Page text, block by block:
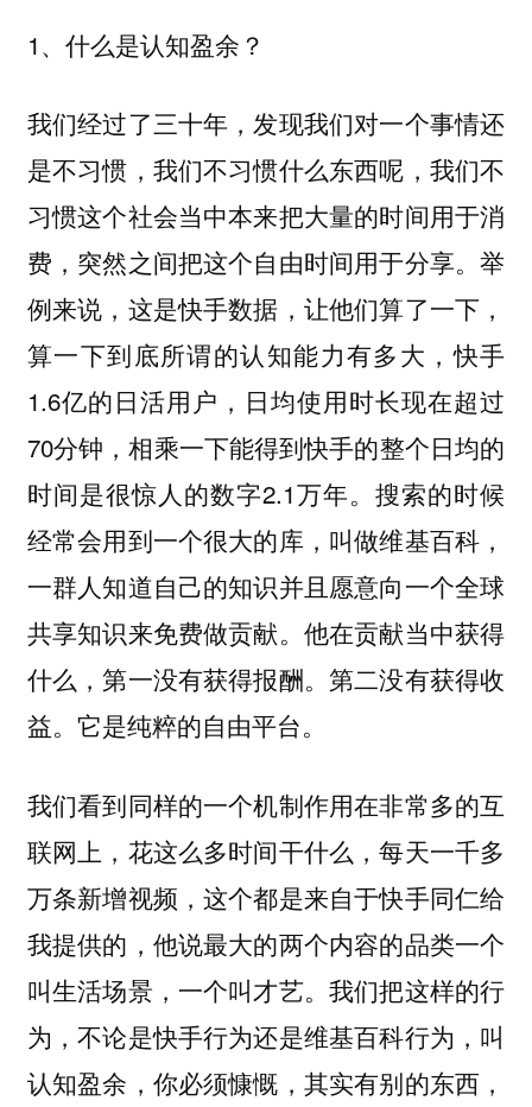
1、什么是认知盈余？
我们经过了三十年，发现我们对一个事情还
是不习惯，我们不习惯什么东西呢，我们不
习惯这个社会当中本来把大量的时间用于消
费，突然之间把这个自由时间用于分享。举
例来说，这是快手数据，让他们算了一下，
算一下到底所谓的认知能力有多大，快手
1.6亿的日活用户，日均使用时长现在超过
70分钟，相乘一下能得到快手的整个日均的
时间是很惊人的数字2.1万年。搜索的时候
经常会用到一个很大的库，叫做维基百科，
一群人知道自己的知识并且愿意向一个全球
共享知识来免费做贡献。他在贡献当中获得
什么，第一没有获得报酬。第二没有获得收
益。它是纯粹的自由平台。
我们看到同样的一个机制作用在非常多的互
联网上，花这么多时间干什么，每天一千多
万条新增视频，这个都是来自于快手同仁给
我提供的，他说最大的两个内容的品类一个
叫生活场景，一个叫才艺。我们把这样的行
为，不论是快手行为还是维基百科行为，叫
认知盈余，你必须慷慨，其实有别的东西，